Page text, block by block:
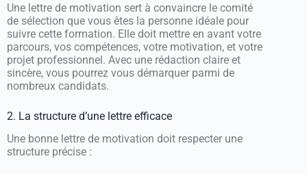
Une lettre de motivation sert à convaincre le comité
de sélection que vous êtes la personne idéale pour
suivre cette formation. Elle doit mettre en avant votre
parcours, vos compétences, votre motivation, et votre
projet professionnel. Avec une rédaction claire et
sincère, vous pourrez vous démarquer parmi de
nombreux candidats.
2. La structure d’une lettre efficace
Une bonne lettre de motivation doit respecter une
structure précise :